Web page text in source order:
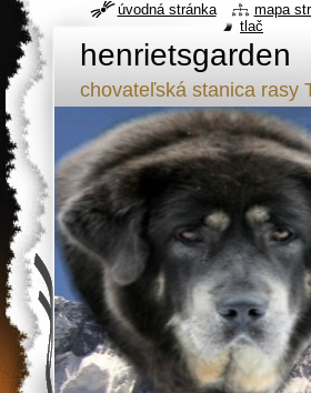
henrietsgarden
chovateľská stanica rasy
úvodná stránka
mapa
tlač